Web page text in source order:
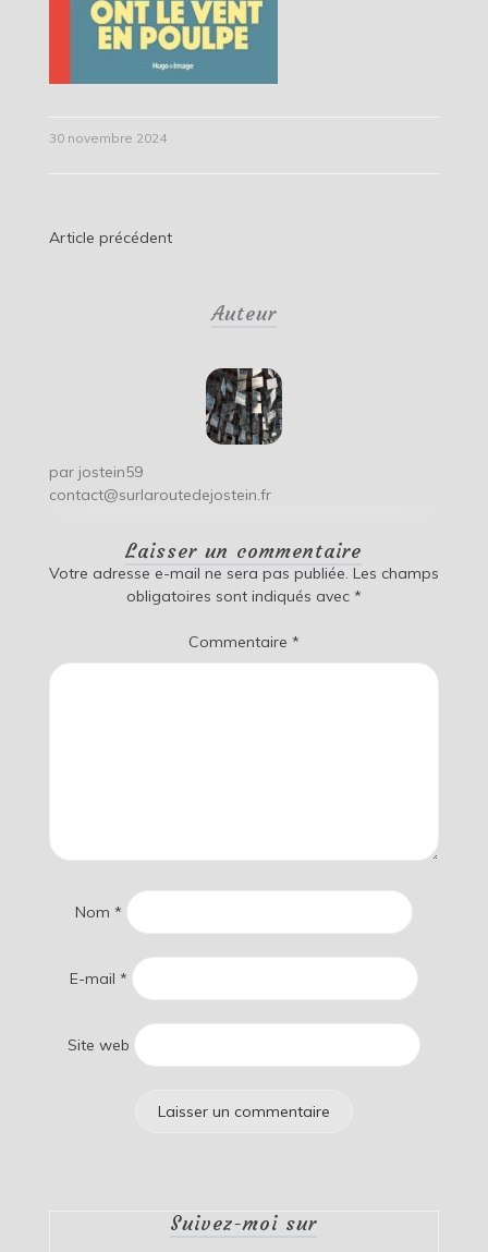
30 novembre 2024
Navigation
Article précédent
Auteur
par jostein59
contact@surlaroutedejostein.fr
Laisser un commentaire
Votre adresse e-mail ne sera pas publiée. Les champs
obligatoires sont indiqués avec *
Commentaire *
Nom *
E-mail *
Site web
Suivez-moi sur